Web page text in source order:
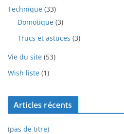
Technique (33)
Domotique (3)
Trucs et astuces (3)
Vie du site (53)
Wish liste (1)
Articles récents
(pas de titre)